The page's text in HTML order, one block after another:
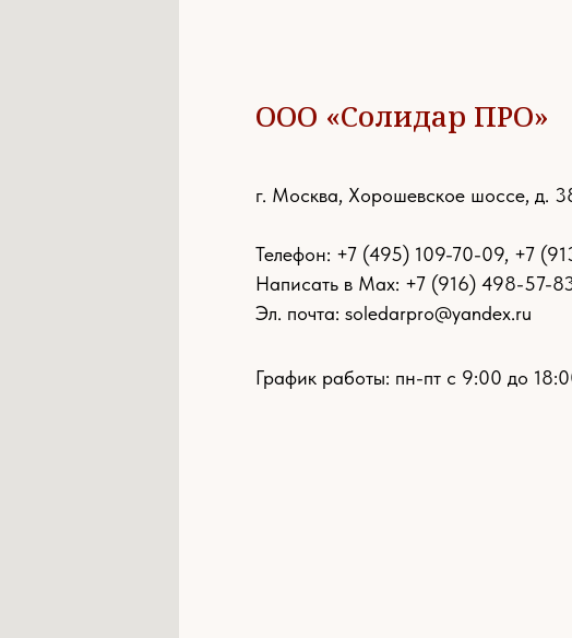
ООО «Солидар ПРО»
г. Москва, Хорошевское шоссе, д.
Телефон: +7 (495) 109-70-09, +7
Написать в Max: +7 (916) 498-57-
Эл. почта: soledarpro@yandex.ru
График работы: пн-пт с 9:00 до